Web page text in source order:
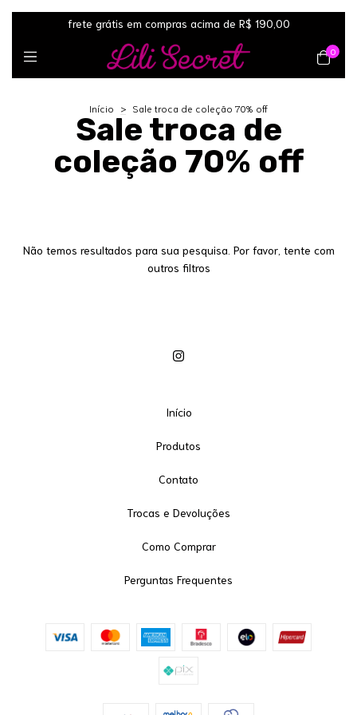
frete grátis em compras acima de R$ 190,00
0
Início > Sale troca de coleção 70% off
Sale troca de
coleção 70% off
Não temos resultados para sua pesquisa. Por favor, tente com
outros filtros
Início
Produtos
Contato
Trocas e Devoluções
Como Comprar
Perguntas Frequentes